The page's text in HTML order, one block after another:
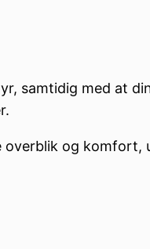
samtidig med at
og komfort,